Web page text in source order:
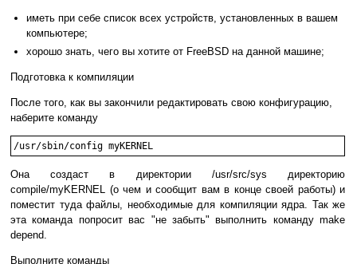
иметь при себе список всех устройств, установленных в вашем
компьютере;
хорошо знать, чего вы хотите от FreeBSD на данной машине;
Подготовка к компиляции
После того, как вы закончили редактировать свою конфигурацию,
наберите команду
/usr/sbin/config myKERNEL
Она создаст в директории /usr/src/sys директорию
compile/myKERNEL (о чем и сообщит вам в конце своей работы) и
поместит туда файлы, необходимые для компиляции ядра. Так же
эта команда попросит вас "не забыть" выполнить команду make
depend.
Выполните команды